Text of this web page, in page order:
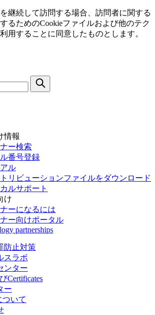
継続して訪問する場合、訪問者に関する
るためのCookieファイルおよび他のテク
用することに同意したものとします。
情報
ー検索
番号登録
ル
リビューションファイルをダウンロード
ルサポート
け
ーになるには
ー向けポータル
partnerships
防止対策
スラボ
ンター
Certificates
ー
ついて